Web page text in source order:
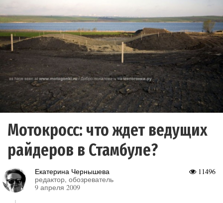
Мотокросс: что ждет ведущих
райдеров в Стамбуле?
11496
Екатерина Чернышева
редактор, обозреватель
9 апреля 2009